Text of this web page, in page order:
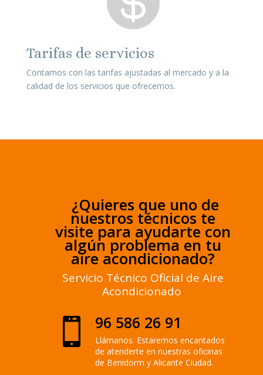
Tarifas de servicios
Contamos con las tarifas ajustadas al mercado y a la
calidad de los servicios que ofrecemos.
¿Quieres que uno de
nuestros técnicos te
visite para ayudarte con
algún problema en tu
aire acondicionado?
Servicio Técnico Oficial de Aire
Acondicionado
 96 586 26 91
Llámanos. Estaremos encantados
de atenderte en nuestras oficinas
de Benidorm y Alicante Ciudad.